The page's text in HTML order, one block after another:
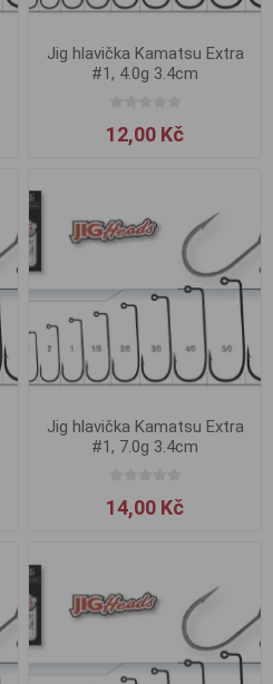
Jig hlavička Kamatsu Extra
#1, 4.0g 3.4cm
12,00 Kč
Jig hlavička Kamatsu Extra
#1, 7.0g 3.4cm
14,00 Kč